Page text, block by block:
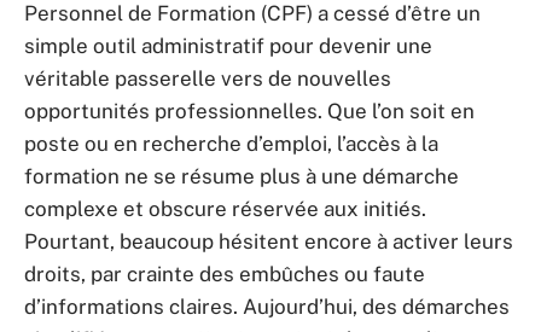
Personnel de Formation (CPF) a cessé d’être un
simple outil administratif pour devenir une
véritable passerelle vers de nouvelles
opportunités professionnelles. Que l’on soit en
poste ou en recherche d’emploi, l’accès à la
formation ne se résume plus à une démarche
complexe et obscure réservée aux initiés.
Pourtant, beaucoup hésitent encore à activer leurs
droits, par crainte des embûches ou faute
d’informations claires. Aujourd’hui, des démarches